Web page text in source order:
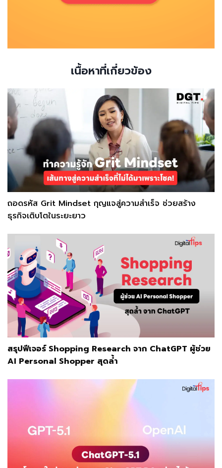
เนื้อหาที่เกี่ยวข้อง
ถอดรหัส Grit Mindset กุญแจสู่ความสำเร็จ ช่วยสร้าง
ธุรกิจเติบโตในระยะยาว
สรุปฟีเจอร์ Shopping Research จาก ChatGPT ผู้ช่วย
AI Personal Shopper สุดล้ำ